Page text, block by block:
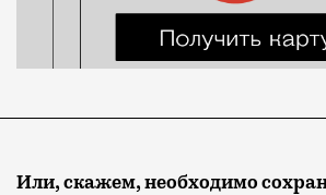
Или, скажем, необходимо